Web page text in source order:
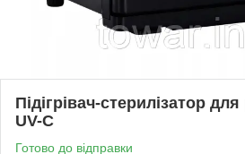
Підігрівач-стерилізатор
UV-C
Готово до відправки